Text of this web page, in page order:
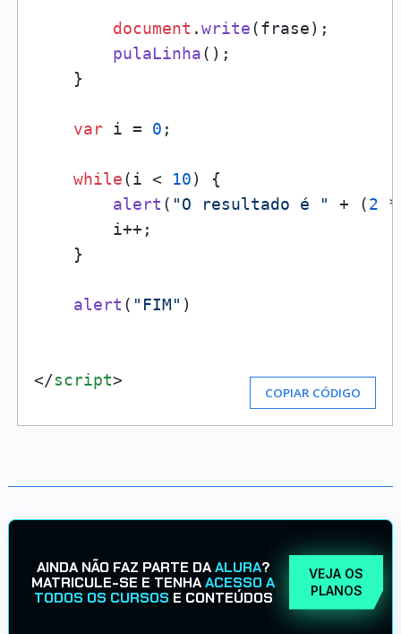
document .write(frase);
pulaLinha();
    }
var i = 0 ;
while(i < 10) {
alert ( "O resultado é " + (2
        i++;
    }
alert ( "FIM" )
</script>
COPIAR CÓDIGO
AINDA NÃO FAZ PARTE DAALURA?
MATRICULE-SE E TENHAACESSO A
TODOS OS CURSOS E CONTEÚDOS
VEJA OS
PLANOS